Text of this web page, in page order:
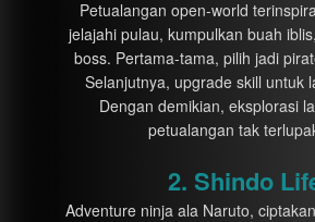
Petualangan open-world
jelajahi pulau, kumpulkan buah
boss. Pertama-tama, pilih jadi
Selanjutnya, upgrade skill untuk
Dengan demikian, eksplorasi
petualangan tak
2. Shindo
Adventure ninja ala Naruto,